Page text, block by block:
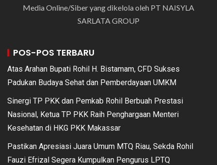
Media Online/Siber yang dikelola oleh PT NAISYLA
SARLATA GROUP
POS-POS TERBARU
Atas Arahan Bupati Rohil H. Bistamam, CFD Sukses
Padukan Budaya Sehat dan Pemberdayaan UMKM
Sinergi TP PKK dan Pemkab Rohil Berbuah Prestasi
Nasional, Ketua TP PKK Raih Penghargaan Menteri
Kesehatan di HKG PKK Makassar
Pastikan Apresiasi Juara Umum MTQ Riau, Sekda Rohil
Fauzi Efrizal Segera Kumpulkan Pengurus LPTQ